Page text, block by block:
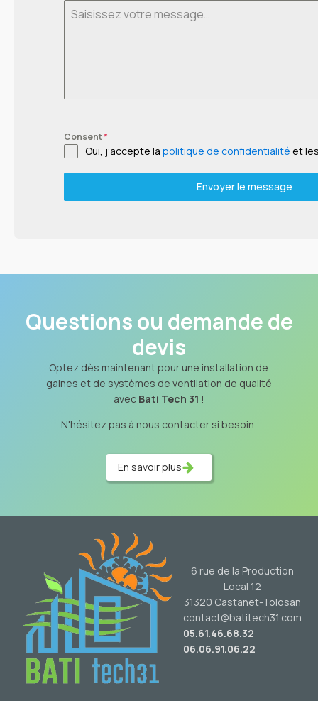
Consent*
Oui, j’accepte la politique de confidentialité et
Envoyer le message
Questions ou demande de
devis
Optez dès maintenant pour une installation de
gaines et de systèmes de ventilation de qualité
avec Bati Tech 31 !
N'hésitez pas à nous contacter si besoin.
En savoir plus
6 rue de la Production
Local 12
31320 Castanet-Tolosan
contact@batitech31.com
05.61.46.68.32
06.06.91.06.22